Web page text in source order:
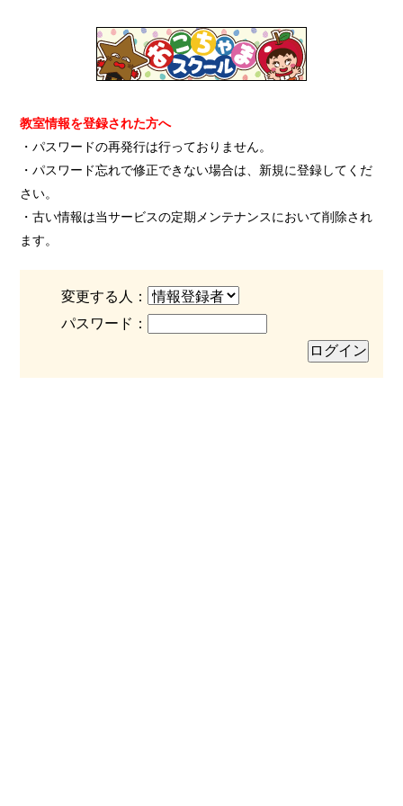
教室情報を登録された方へ
・パスワードの再発行は行っておりません。
・パスワード忘れで修正できない場合は、新規に登録してくだ
さい。
・古い情報は当サービスの定期メンテナンスにおいて削除され
ます。
変更する人：
パスワード：